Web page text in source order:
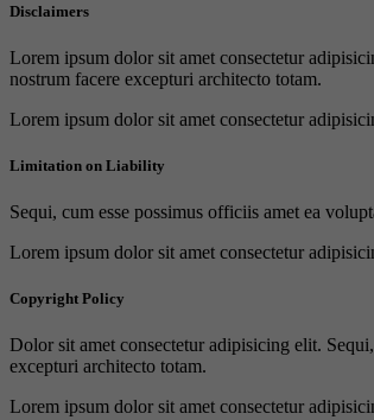
Disclaimers
Lorem ipsum dolor sit amet consectetur
nostrum facere excepturi architecto totam.
Lorem ipsum dolor sit amet consectetur
Limitation on Liability
Sequi, cum esse possimus officiis amet ea
Lorem ipsum dolor sit amet consectetur
Copyright Policy
Dolor sit amet consectetur adipisicing elit.
excepturi architecto totam.
Lorem ipsum dolor sit amet consectetur